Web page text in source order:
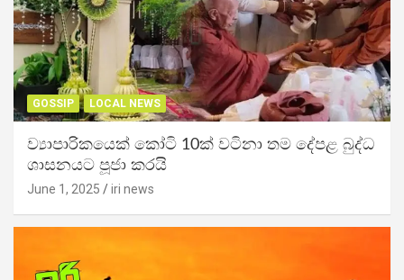
GOSSIP LOCAL NEWS
ව්‍යාපාරිකයෙක් කෝටි 10ක් වටිනා තම දේපළ බුද්ධ
ශාසනයට පූජා කරයි
June 1, 2025 iri news